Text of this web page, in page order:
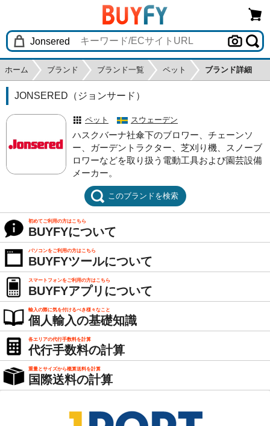
ホーム ブランド ブランド一覧 ペット ブランド詳細
JONSERED（ジョンサード）
ペット スウェーデン
ハスクバーナ社傘下のブロワー、チェーンソ
ー、ガーデントラクター、芝刈り機、スノーブ
ロワーなどを取り扱う電動工具および園芸設備
メーカー。
このブランドを検索
初めてご利用の方はこちら
BUYFYについて
パソコンをご利用の方はこちら
BUYFYツールについて
スマートフォンをご利用の方はこちら
BUYFYアプリについて
輸入の際に気を付けるべき様々なこと
個人輸入の基礎知識
各エリアの代行手数料を計算
代行手数料の計算
重量とサイズから概算送料を計算
国際送料の計算